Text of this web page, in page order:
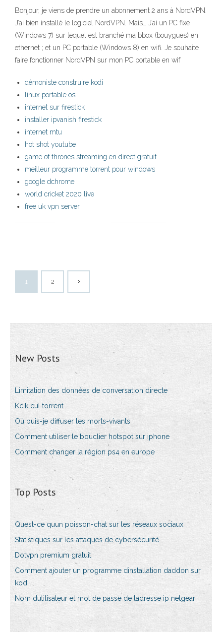
Bonjour, je viens de prendre un abonnement 2 ans à NordVPN.
J’ai bien installé le logiciel NordVPN. Mais… J’ai un PC fixe
(Windows 7) sur lequel est branché ma bbox (bouygues) en
ethernet ; et un PC portable (Windows 8) en wifi. Je souhaite
faire fonctionner NordVPN sur mon PC portable en wif
démoniste construire kodi
linux portable os
internet sur firestick
installer ipvanish firestick
internet mtu
hot shot youtube
game of thrones streaming en direct gratuit
meilleur programme torrent pour windows
google dchrome
world cricket 2020 live
free uk vpn server
1 2
New Posts
Limitation des données de conversation directe
Kcik cul torrent
Où puis-je diffuser les morts-vivants
Comment utiliser le bouclier hotspot sur iphone
Comment changer la région ps4 en europe
Top Posts
Quest-ce quun poisson-chat sur les réseaux sociaux
Statistiques sur les attaques de cybersécurité
Dotvpn premium gratuit
Comment ajouter un programme dinstallation daddon sur
kodi
Nom dutilisateur et mot de passe de ladresse ip netgear